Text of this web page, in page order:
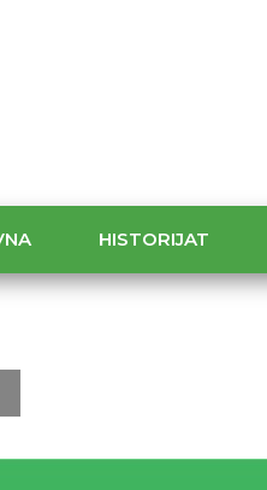
HISTORIJAT